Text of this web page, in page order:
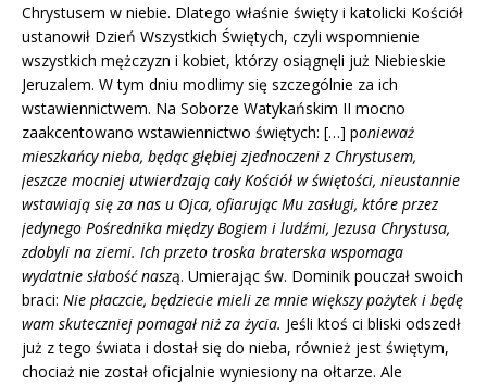
Chrystusem w niebie. Dlatego właśnie święty i katolicki Kościół
ustanowił Dzień Wszystkich Świętych, czyli wspomnienie
wszystkich mężczyzn i kobiet, którzy osiągnęli już Niebieskie
Jeruzalem. W tym dniu modlimy się szczególnie za ich
wstawiennictwem. Na Soborze Watykańskim II mocno
zaakcentowano wstawiennictwo świętych: […] ponieważ
mieszkańcy nieba, będąc głębiej zjednoczeni z Chrystusem,
jeszcze mocniej utwierdzają cały Kościół w świętości, nieustannie
wstawiają się za nas u Ojca, ofiarując Mu zasługi, które przez
jedynego Pośrednika między Bogiem i ludźmi, Jezusa Chrystusa,
zdobyli na ziemi. Ich przeto troska braterska wspomaga
wydatnie słabość naszą. Umierając św. Dominik pouczał swoich
braci: Nie płaczcie, będziecie mieli ze mnie większy pożytek i będę
wam skuteczniej pomagał niż za życia. Jeśli ktoś ci bliski odszedł
już z tego świata i dostał się do nieba, również jest świętym,
chociaż nie został oficjalnie wyniesiony na ołtarze. Ale